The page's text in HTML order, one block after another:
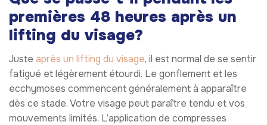
premières 48 heures après un
lifting du visage?
Juste après un lifting du visage, il est normal de se sentir
fatigué et légèrement étourdi. Le gonflement et les
ecchymoses commencent généralement à apparaître
dès ce stade. Votre visage peut paraître tendu et vos
mouvements limités. L’application de compresses